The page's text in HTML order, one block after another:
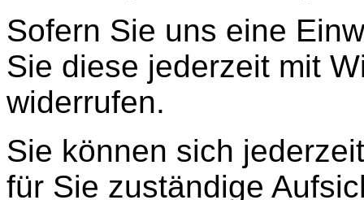
Sofern Sie uns eine
Sie diese jederzeit mit
widerrufen.
Sie können sich
für Sie zuständige